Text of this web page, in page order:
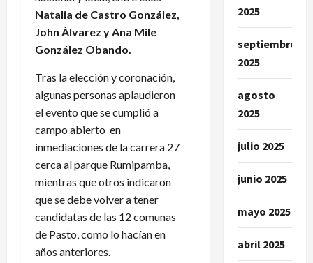
Natalia de Castro González,
John Álvarez y Ana Mile
González Obando.
Tras la elección y coronación,
algunas personas aplaudieron
el evento que se cumplió a
campo abierto en
inmediaciones de la carrera 27
cerca al parque Rumipamba,
mientras que otros indicaron
que se debe volver a tener
candidatas de las 12 comunas
de Pasto, como lo hacían en
años anteriores.
2025
septiembre
2025
agosto
2025
julio 2025
junio 2025
mayo 2025
abril 2025